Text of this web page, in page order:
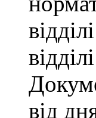
від